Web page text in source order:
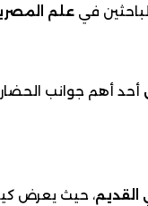
في علم
أحد أهم جوانب
القديم، حيث يعرض